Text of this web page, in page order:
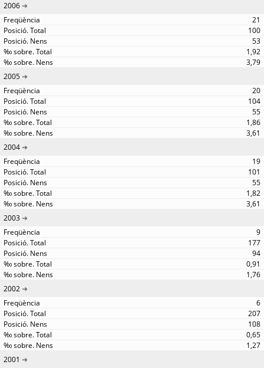
2006
21
100
53
1,92
3,79
2005
20
104
55
1,86
3,61
2004
19
101
55
1,82
3,61
2003
9
177
94
0,91
1,76
2002
6
207
108
0,65
1,27
2001